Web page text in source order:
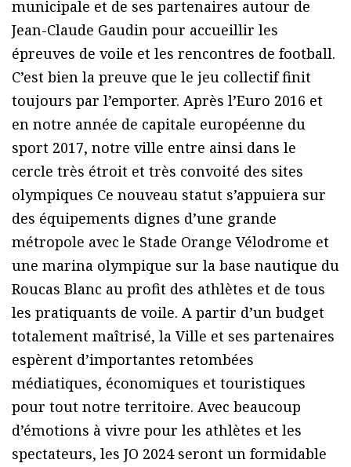
municipale et de ses partenaires autour de
Jean-Claude Gaudin pour accueillir les
épreuves de voile et les rencontres de football.
C’est bien la preuve que le jeu collectif finit
toujours par l’emporter. Après l’Euro 2016 et
en notre année de capitale européenne du
sport 2017, notre ville entre ainsi dans le
cercle très étroit et très convoité des sites
olympiques Ce nouveau statut s’appuiera sur
des équipements dignes d’une grande
métropole avec le Stade Orange Vélodrome et
une marina olympique sur la base nautique du
Roucas Blanc au profit des athlètes et de tous
les pratiquants de voile. A partir d’un budget
totalement maîtrisé, la Ville et ses partenaires
espèrent d’importantes retombées
médiatiques, économiques et touristiques
pour tout notre territoire. Avec beaucoup
d’émotions à vivre pour les athlètes et les
spectateurs, les JO 2024 seront un formidable